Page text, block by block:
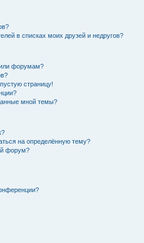
в списках моих друзей и недругов?
форумам?
страницу!
мной темы?
на определённую тему?
форум?